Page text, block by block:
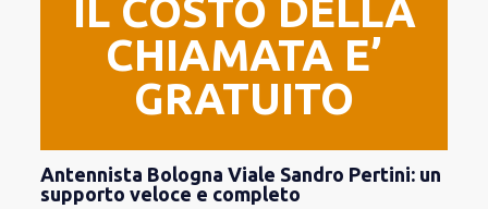
IL COSTO DELLA
CHIAMATA E’
GRATUITO
Antennista Bologna Viale Sandro Pertini: un
supporto veloce e completo